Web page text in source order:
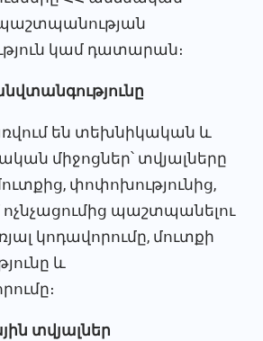
կամ դատարան։
են տեխնիկական և
միջոցներ՝ տվյալները
փոփոխությունից,
պաշտպանելու
կոդավորումը, մուտքի
և
տվյալներ